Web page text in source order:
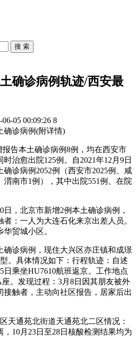
搜 索
确诊病例轨迹/西安最
06-05 00:09:26 8
确诊病例(附详情)
报告本土确诊病例8例，均在西安市
治愈出院125例。自2021年12月9日
确诊病例2052例（西安市2025例、咸
渭南市1例），其中出院551例、在院
日，北京市新增2例本土确诊病例，
：一人为大连石化来京出差人员。
贸城小区。
确诊病例，现住大兴区亦庄镇和成璟
。具体情况如下：行程轨迹：自述
日乘坐HU7610航班返京。工作地点
。发现过程：3月8日因其朋友被外
接触者，主动向社区报告，居家后出
天通苑北街道天通苑北二区情况：
10月23日至28日核酸检测结果均为